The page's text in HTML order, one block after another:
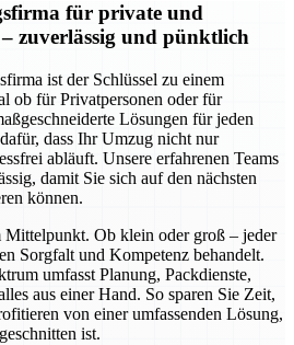
für private und
zuverlässig und pünktlich
ist der Schlüssel zu einem
ob für Privatpersonen oder für
Lösungen für jeden
dass Ihr Umzug nicht nur
abläuft. Unsere erfahrenen Teams
damit Sie sich auf den nächsten
können.
Mittelpunkt. Ob klein oder groß – jeder
Sorgfalt und Kompetenz behandelt.
umfasst Planung, Packdienste,
aus einer Hand. So sparen Sie Zeit,
von einer umfassenden Lösung,
ist.